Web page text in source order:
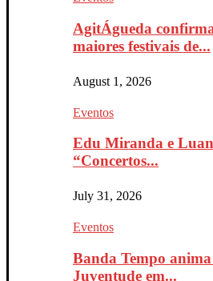
AgitÁgueda
maiores festivais de...
August 1, 2026
Eventos
Edu Miranda e
“Concertos...
July 31, 2026
Eventos
Banda Tempo
Juventude em...